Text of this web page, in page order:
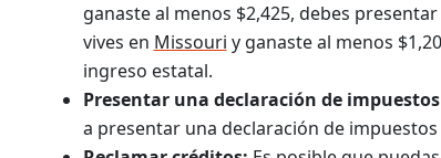
ganaste al menos $2,425, debes
vives en Missouri y ganaste al menos
ingreso estatal.
Presentar una declaración de
a presentar una declaración de